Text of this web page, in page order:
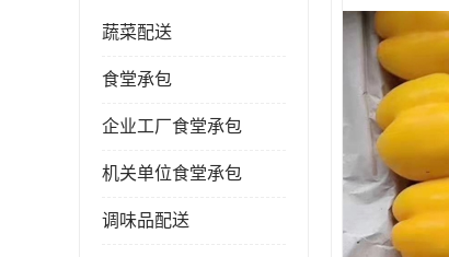
蔬菜配送
食堂承包
企业工厂食堂承包
机关单位食堂承包
调味品配送